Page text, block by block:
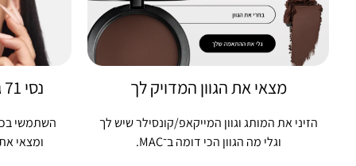
מצאי את הגוון המדויק לך
הזיני את המותג וגוון המייקאפ/קונסילר שיש לך
וגלי מה הגוון הכי דומה ב־MAC.
נסי 71 גוונים דרך הנייד אונליין
השתמשי
ומצאי